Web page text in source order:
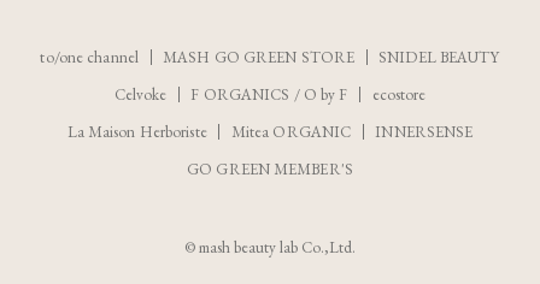
to/one channel MASH GO GREEN STORE
SNIDEL BEAUTY
Celvoke
F ORGANICS / O by F
ecostore
La Maison Herboriste
Mitea ORGANIC
INNERSENSE
GO GREEN MEMBER'S
© mash beauty lab Co.,Ltd.